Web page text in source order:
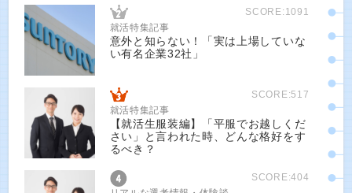
SCORE:1091
就活特集記事
意外と知らない！「実は上場していな
い有名企業32社」
SCORE:517
就活特集記事
【就活生服装編】「平服でお越しくだ
さい」と言われた時、どんな格好をす
るべき？
SCORE:404